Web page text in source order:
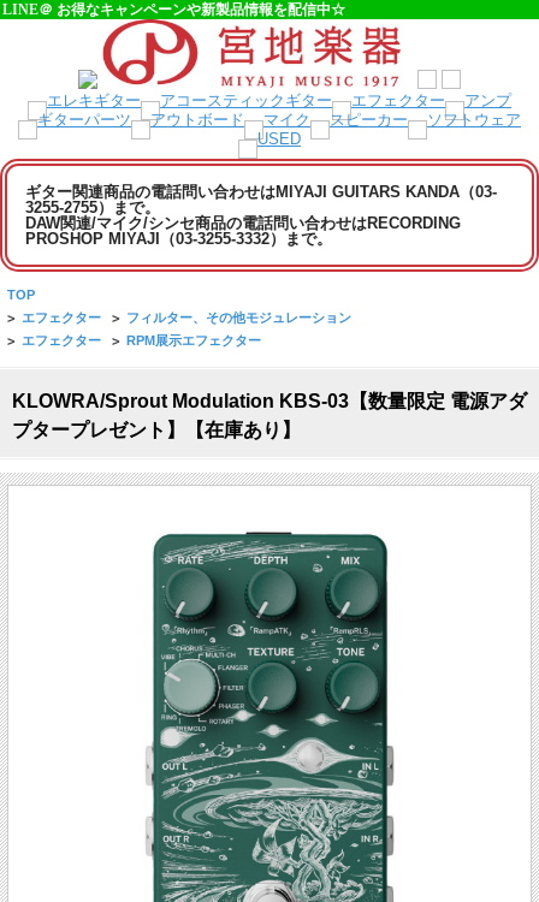
LINE＠ お得なキャンペーンや新製品情報を配信中☆
ギター関連商品の電話問い合わせはMIYAJI GUITARS KANDA（03-
3255-2755）まで。
DAW関連/マイク/シンセ商品の電話問い合わせはRECORDING
PROSHOP MIYAJI（03-3255-3332）まで。
TOP
> エフェクター > フィルター、その他モジュレーション
> エフェクター > RPM展示エフェクター
KLOWRA/Sprout Modulation KBS-03【数量限定 電源アダ
プタープレゼント】【在庫あり】